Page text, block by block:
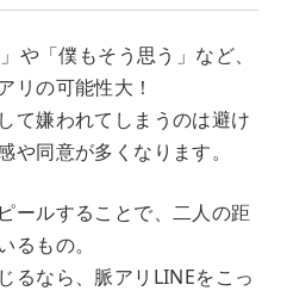
や「僕もそう思う」など、
リの可能性大！
て嫌われてしまうのは避け
や同意が多くなります。
ールすることで、二人の距
るもの。
るなら、脈アリLINEをこっ